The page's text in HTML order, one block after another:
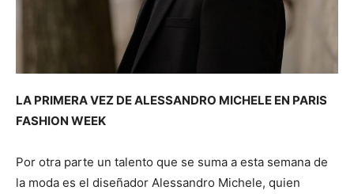
LA PRIMERA VEZ DE ALESSANDRO MICHELE EN PARIS
FASHION WEEK
Por otra parte un talento que se suma a esta semana de
la moda es el diseñador Alessandro Michele, quien